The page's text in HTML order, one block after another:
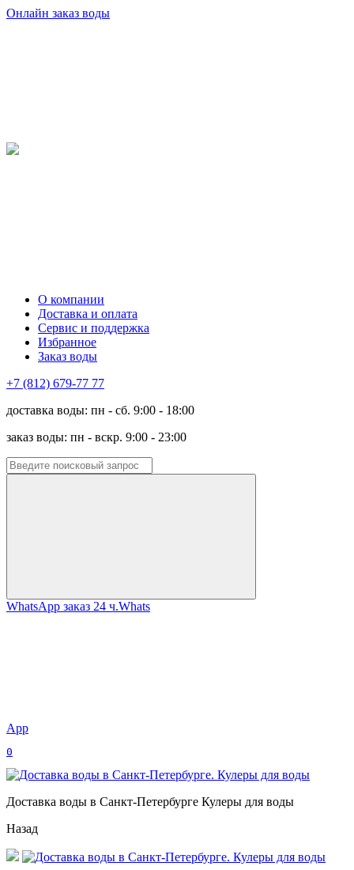
Онлайн заказ воды
О компании
Доставка и оплата
Сервис и поддержка
Избранное
Заказ воды
+7 (812) 679-77 77
доставка воды: пн - сб. 9:00 - 18:00
заказ воды: пн - вскр. 9:00 - 23:00
WhatsApp заказ 24 ч.Whats
App
0
Доставка воды в Санкт-Петербурге Кулеры для воды
Назад